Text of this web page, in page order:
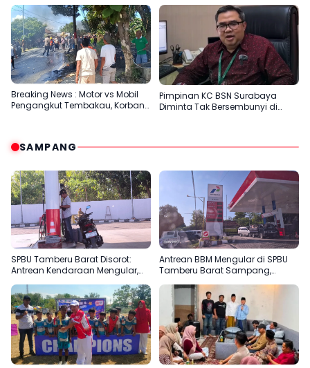
Breaking News : Motor vs Mobil
Pengangkut Tembakau, Korban
Pimpinan KC BSN Surabaya
Diminta Tak Bersembunyi di
SAMPANG
SPBU Tamberu Barat Disorot:
Antrean Kendaraan Mengular,
Diprioritaskan
Antrean BBM Mengular di SPBU
Tamberu Barat Sampang,
Pengisian Jeriken di Tengah
Kelangkaan